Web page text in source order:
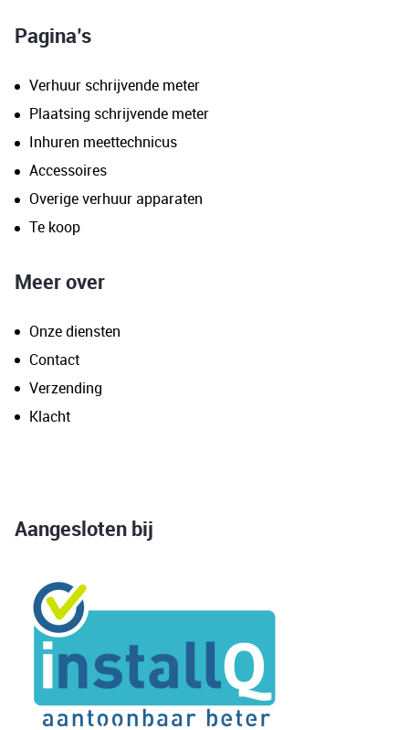
Pagina’s
Verhuur schrijvende meter
Plaatsing schrijvende meter
Inhuren meettechnicus
Accessoires
Overige verhuur apparaten
Te koop
Meer over
Onze diensten
Contact
Verzending
Klacht
Aangesloten bij